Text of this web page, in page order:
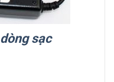
sạc